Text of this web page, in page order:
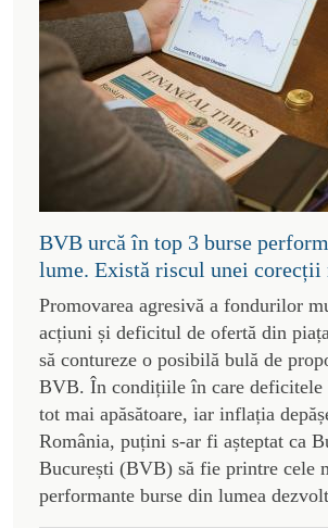
BVB urcă în top 3 burse
lume. Există riscul unei corecții
Promovarea agresivă a fondurilor
acțiuni și deficitul de ofertă din
să contureze o posibilă bulă de
BVB. În condițiile în care deficitele
tot mai apăsătoare, iar inflația
România, puțini s-ar fi așteptat ca
București (BVB) să fie printre cele
performante burse din lumea